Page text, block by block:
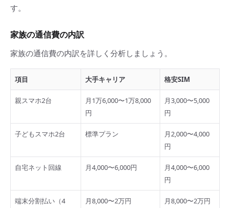
す。
家族の通信費の内訳
家族の通信費の内訳を詳しく分析しましょう。
項目 大手キャリア 格安SIM
親スマホ2台
月1万6,000〜1万8,000
円
月3,000〜5,000
円
子どもスマホ2台 標準プラン
月2,000〜4,000
円
自宅ネット回線 月4,000〜6,000円
月4,000〜6,000
円
端末分割払い（4
月8,000〜2万円 月8,000〜2万円